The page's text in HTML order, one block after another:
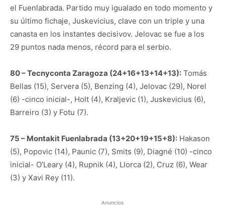
el Fuenlabrada. Partido muy igualado en todo momento y
su último fichaje, Juskevicius, clave con un triple y una
canasta en los instantes decisivov. Jelovac se fue a los
29 puntos nada menos, récord para el serbio.
80 – Tecnyconta Zaragoza (24+16+13+14+13): Tomás
Bellas (15), Servera (5), Benzing (4), Jelovac (29), Norel
(6) -cinco inicial-, Holt (4), Kraljevic (1), Juskevicius (6),
Barreiro (3) y Fotu (7).
75 – Montakit Fuenlabrada (13+20+19+15+8): Hakason
(5), Popovic (14), Paunic (7), Smits (9), Diagné (10) -cinco
inicial- O’Leary (4), Rupnik (4), Llorca (2), Cruz (6), Wear
(3) y Xavi Rey (11).
Anuncios